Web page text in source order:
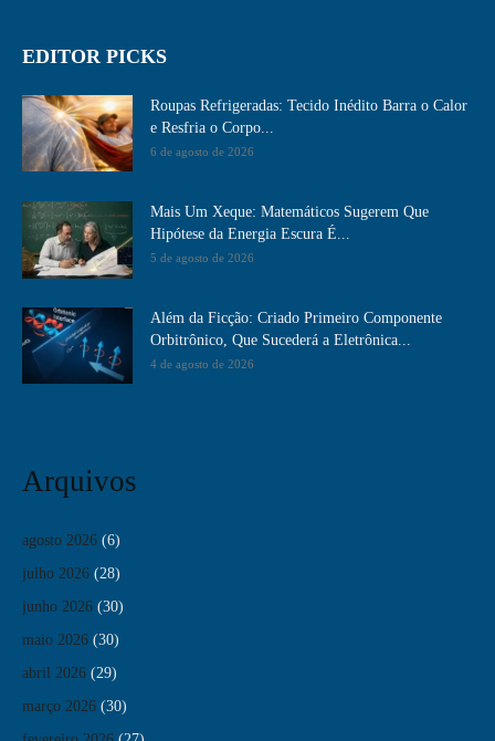
EDITOR PICKS
Roupas Refrigeradas: Tecido Inédito Barra o Calor
e Resfria o Corpo...
6 de agosto de 2026
Mais Um Xeque: Matemáticos Sugerem Que
Hipótese da Energia Escura É...
5 de agosto de 2026
Além da Ficção: Criado Primeiro Componente
Orbitrônico, Que Sucederá a Eletrônica...
4 de agosto de 2026
Arquivos
agosto 2026 (6)
julho 2026 (28)
junho 2026 (30)
maio 2026 (30)
abril 2026 (29)
março 2026 (30)